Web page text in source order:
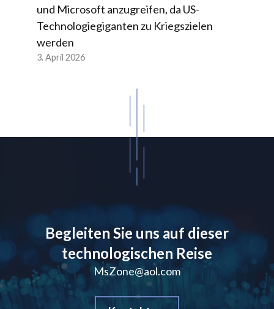
und Microsoft anzugreifen, da US-
Technologiegiganten zu Kriegszielen
werden
3. April 2026
Begleiten Sie uns auf dieser
technologischen Reise
MsZone@aol.com